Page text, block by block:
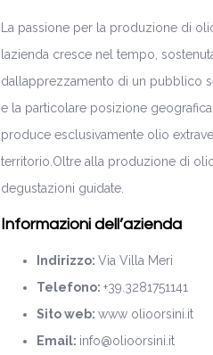
La passione per la produzione di
lazienda cresce nel tempo,
dallapprezzamento di un pubblico
e la particolare posizione
produce esclusivamente olio
territorio.Oltre alla produzione di
degustazioni guidate.
Informazioni dell’azienda
Indirizzo: Via Villa Meri
Telefono: +39.3281751141
Sito web: www olioorsini.it
Email: info@olioorsini.it